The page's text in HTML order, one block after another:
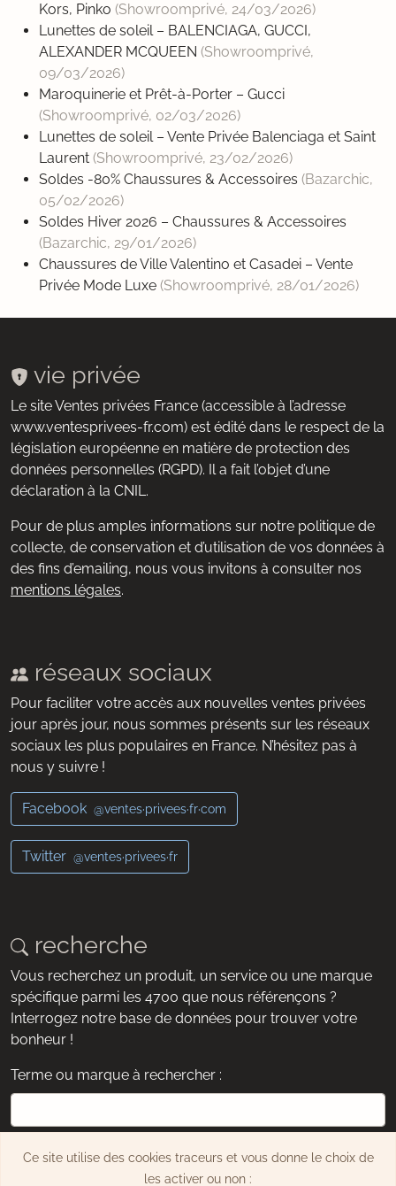
Kors, Pinko (Showroomprivé, 24/03/2026)
Lunettes de soleil – BALENCIAGA, GUCCI,
ALEXANDER MCQUEEN (Showroomprivé,
09/03/2026)
Maroquinerie et Prêt-à-Porter – Gucci
(Showroomprivé, 02/03/2026)
Lunettes de soleil – Vente Privée Balenciaga et Saint
Laurent (Showroomprivé, 23/02/2026)
Soldes -80% Chaussures & Accessoires (Bazarchic,
05/02/2026)
Soldes Hiver 2026 – Chaussures & Accessoires
(Bazarchic, 29/01/2026)
Chaussures de Ville Valentino et Casadei – Vente
Privée Mode Luxe (Showroomprivé, 28/01/2026)
vie privée
Le site Ventes privées France (accessible à l’adresse
www.ventesprivees-fr.com) est édité dans le respect de la
législation européenne en matière de protection des
données personnelles (RGPD). Il a fait l’objet d’une
déclaration à la CNIL.
Pour de plus amples informations sur notre politique de
collecte, de conservation et d’utilisation de vos données à
des fins d’emailing, nous vous invitons à consulter nos
mentions légales.
réseaux sociaux
Pour faciliter votre accès aux nouvelles ventes privées
jour après jour, nous sommes présents sur les réseaux
sociaux les plus populaires en France. N’hésitez pas à
nous y suivre !
Facebook @ventes·privees·fr·com
Twitter @ventes·privees·fr
recherche
Vous recherchez un produit, un service ou une marque
spécifique parmi les 4700 que nous référençons ?
Interrogez notre base de données pour trouver votre
bonheur !
Terme ou marque à rechercher :
Ce site utilise des cookies traceurs et vous donne le choix de
les activer ou non :